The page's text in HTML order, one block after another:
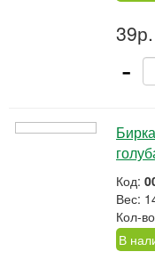
-
Код:
Вес:
Кол-
В